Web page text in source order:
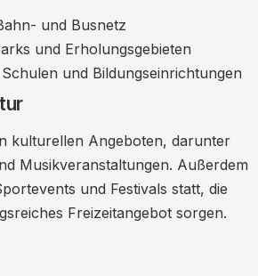
und Busnetz
und Erholungsgebieten
und Bildungseinrichtungen
kulturellen Angeboten, darunter
Musikveranstaltungen. Außerdem
und Festivals statt, die
Freizeitangebot sorgen.